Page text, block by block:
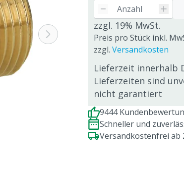
zzgl. 19% MwSt.
Preis pro Stück inkl.
zzgl. Versandkosten
Lieferzeit innerhalb
Lieferzeiten sind
nicht garantiert
9444
Schneller und
Versandkostenfrei ab